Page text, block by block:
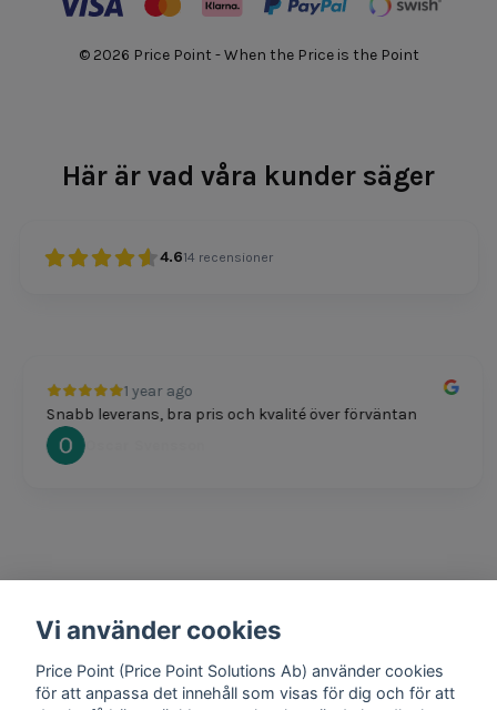
© 2026 Price Point - When the Price is the Point
Här är vad våra kunder säger
4.614 recensioner
1 year ago
Snabb leverans, bra pris och kvalité över förväntan
Oscar Svensson
1 year ago
Mathias Johansson
Vi använder cookies
Price Point (Price Point Solutions Ab) använder cookies
för att anpassa det innehåll som visas för dig och för att